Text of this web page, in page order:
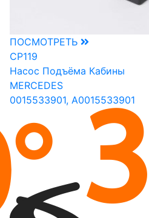
ПОСМОТРЕТЬ
CP119
Насос Подъёма Кабины
MERCEDES
0015533901, A0015533901